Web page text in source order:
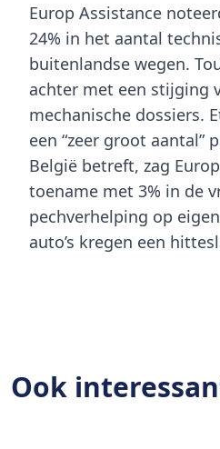
Europ Assistance
24% in het aantal
buitenlandse wegen.
achter met een stijging
mechanische dossiers.
een “zeer groot aantal”
België betreft, zag
toename met 3% in de
pechverhelping op
auto’s kregen een
Ook